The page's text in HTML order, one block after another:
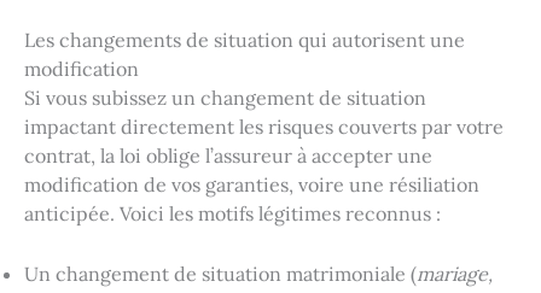
Les changements de situation qui autorisent une
modification
Si vous subissez un changement de situation
impactant directement les risques couverts par votre
contrat, la loi oblige l’assureur à accepter une
modification de vos garanties, voire une résiliation
anticipée. Voici les motifs légitimes reconnus :
Un changement de situation matrimoniale (mariage,